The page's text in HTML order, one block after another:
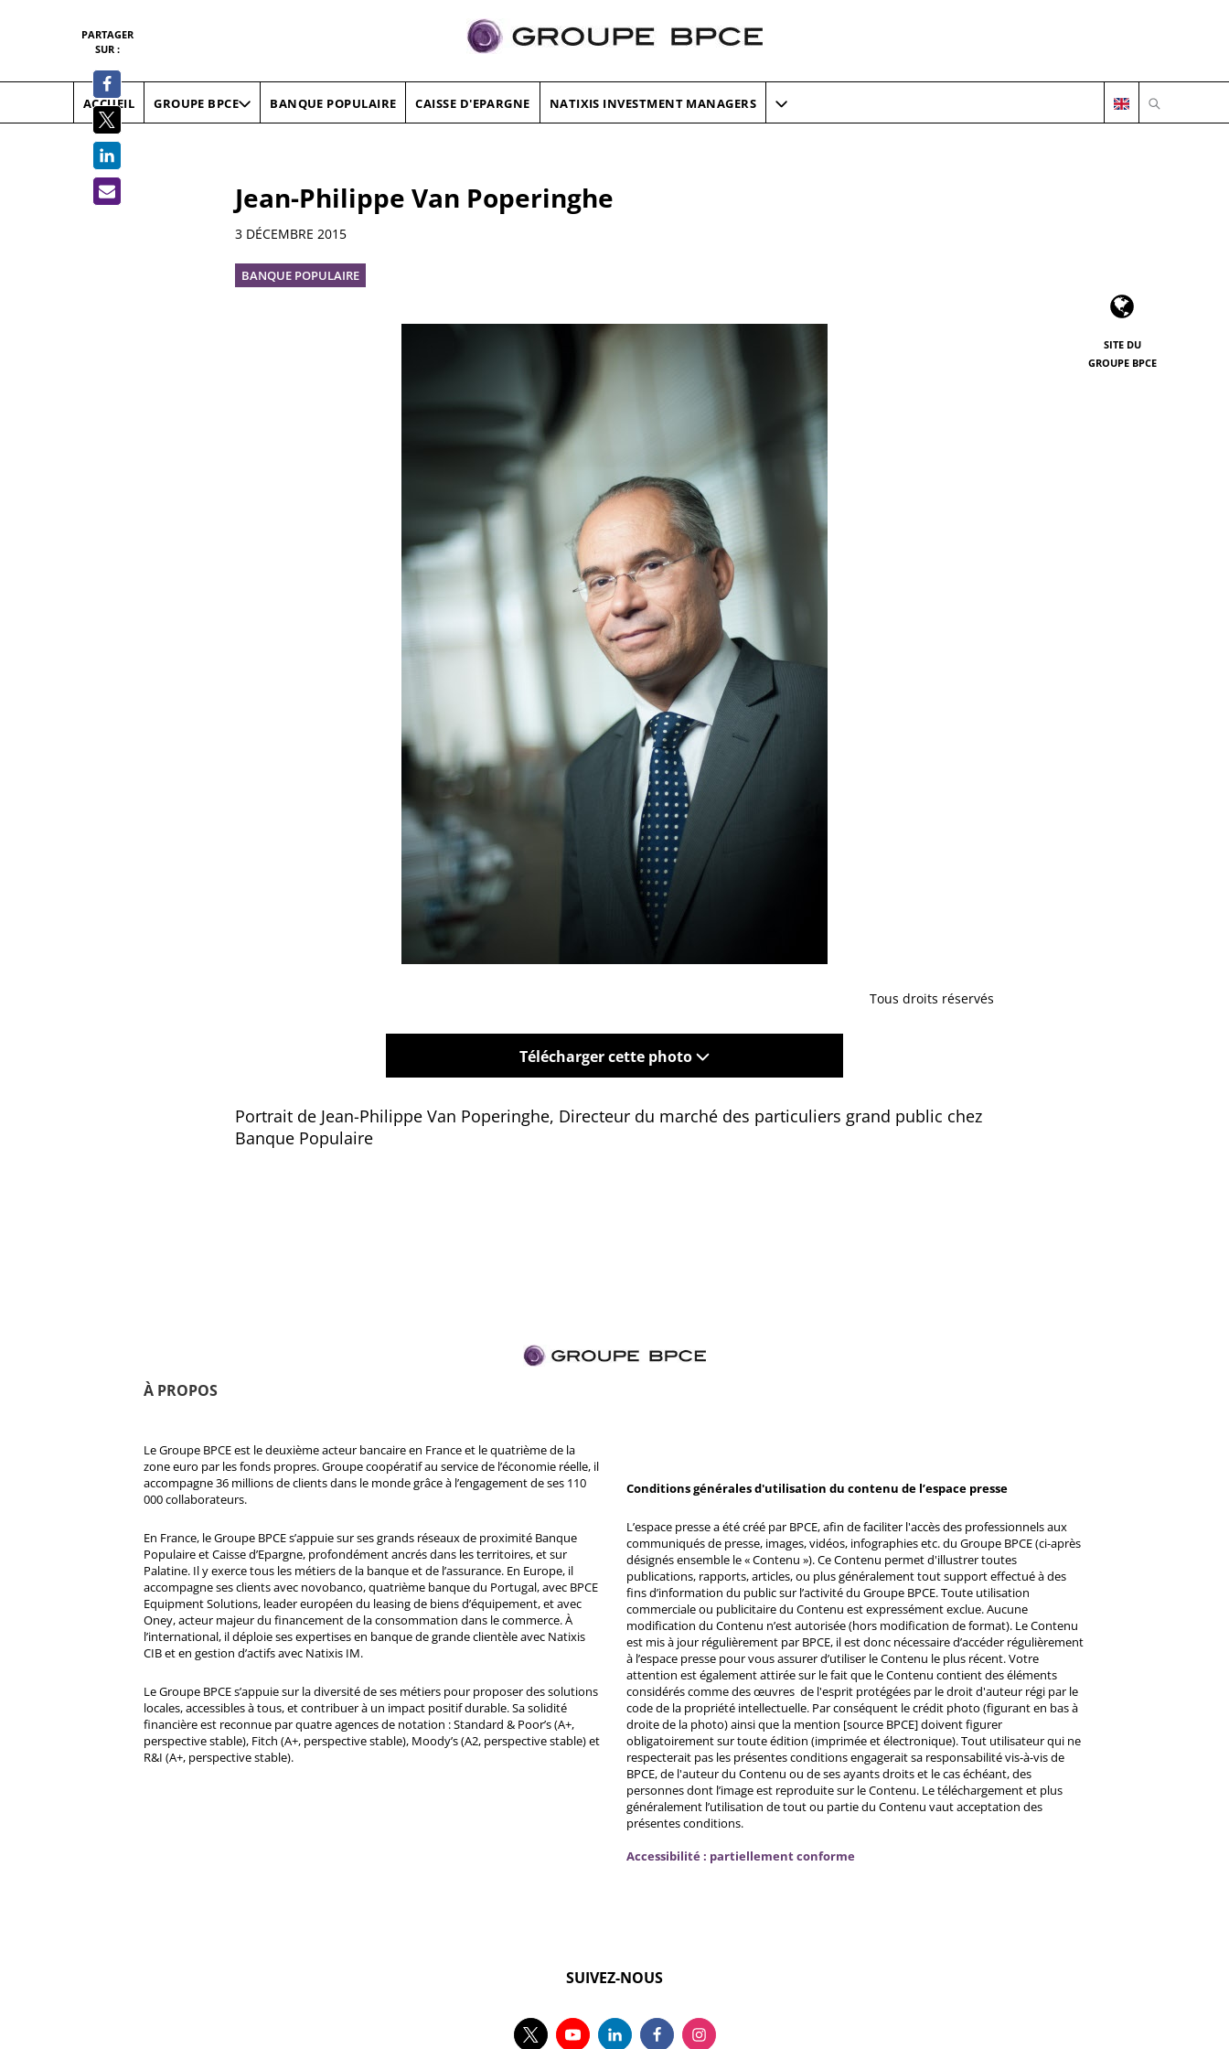
ACCUEIL GROUPE BPCE BANQUE POPULAIRE CAISSE D'EPARGNE NATIXIS INVESTMENT MANAGERS OUVRIR LA
Jean-Philippe Van Poperinghe
Informations
3 DÉCEMBRE 2015
BANQUE POPULAIRE
PARTAGER
SUR :
SITE DU
GROUPE BPCE
Tous droits réservés
Télécharger cette photo
Portrait de Jean-Philippe Van Poperinghe, Directeur du marché des particuliers grand public chez
Banque Populaire
À PROPOS
Le Groupe BPCE est le deuxième acteur bancaire en France et le quatrième de la
zone euro par les fonds propres. Groupe coopératif au service de l’économie réelle, il
accompagne 36 millions de clients dans le monde grâce à l’engagement de ses 110
000 collaborateurs.
En France, le Groupe BPCE s’appuie sur ses grands réseaux de proximité Banque
Populaire et Caisse d’Epargne, profondément ancrés dans les territoires, et sur
Palatine. Il y exerce tous les métiers de la banque et de l’assurance. En Europe, il
accompagne ses clients avec novobanco, quatrième banque du Portugal, avec BPCE
Equipment Solutions, leader européen du leasing de biens d’équipement, et avec
Oney, acteur majeur du financement de la consommation dans le commerce. À
l’international, il déploie ses expertises en banque de grande clientèle avec Natixis
CIB et en gestion d’actifs avec Natixis IM.
Le Groupe BPCE s’appuie sur la diversité de ses métiers pour proposer des solutions
locales, accessibles à tous, et contribuer à un impact positif durable. Sa solidité
financière est reconnue par quatre agences de notation : Standard & Poor’s (A+,
perspective stable), Fitch (A+, perspective stable), Moody’s (A2, perspective stable) et
R&I (A+, perspective stable).
Conditions générales d'utilisation du contenu de l’espace presse
L’espace presse a été créé par BPCE, afin de faciliter l'accès des professionnels aux
communiqués de presse, images, vidéos, infographies etc. du Groupe BPCE (ci-après
désignés ensemble le « Contenu »). Ce Contenu permet d'illustrer toutes
publications, rapports, articles, ou plus généralement tout support effectué à des
fins d’information du public sur l’activité du Groupe BPCE. Toute utilisation
commerciale ou publicitaire du Contenu est expressément exclue. Aucune
modification du Contenu n’est autorisée (hors modification de format). Le Contenu
est mis à jour régulièrement par BPCE, il est donc nécessaire d’accéder régulièrement
à l’espace presse pour vous assurer d’utiliser le Contenu le plus récent. Votre
attention est également attirée sur le fait que le Contenu contient des éléments
considérés comme des œuvres de l'esprit protégées par le droit d'auteur régi par le
code de la propriété intellectuelle. Par conséquent le crédit photo (figurant en bas à
droite de la photo) ainsi que la mention [source BPCE] doivent figurer
obligatoirement sur toute édition (imprimée et électronique). Tout utilisateur qui ne
respecterait pas les présentes conditions engagerait sa responsabilité vis-à-vis de
BPCE, de l'auteur du Contenu ou de ses ayants droits et le cas échéant, des
personnes dont l’image est reproduite sur le Contenu. Le téléchargement et plus
généralement l’utilisation de tout ou partie du Contenu vaut acceptation des
présentes conditions.
Accessibilité : partiellement conforme
SUIVEZ-NOUS